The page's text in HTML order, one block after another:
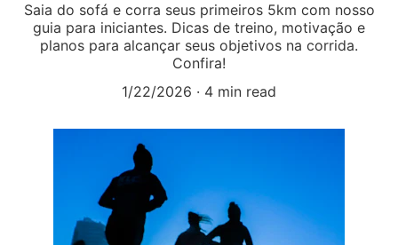
Saia do sofá e corra seus primeiros 5km com nosso
guia para iniciantes. Dicas de treino, motivação e
planos para alcançar seus objetivos na corrida.
Confira!
1/22/2026
4 min read